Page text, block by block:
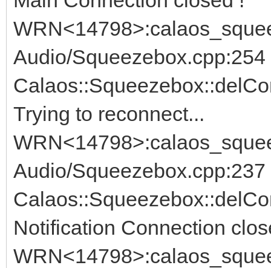
Audio/Squeezebox.cpp:254
Trying to reconnect...
Audio/Squeezebox.cpp:237
Notification Connection